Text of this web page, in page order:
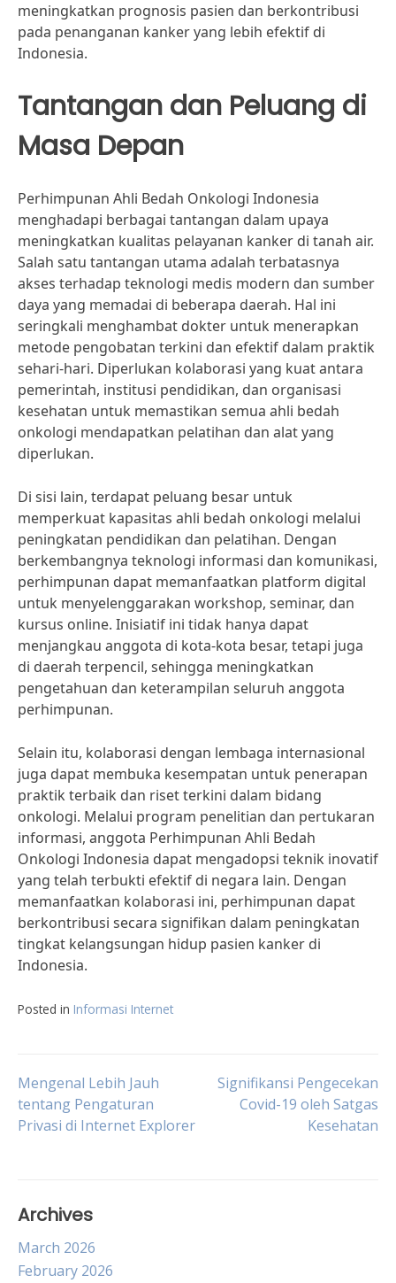
meningkatkan prognosis pasien dan berkontribusi
pada penanganan kanker yang lebih efektif di
Indonesia.
Tantangan dan Peluang di
Masa Depan
Perhimpunan Ahli Bedah Onkologi Indonesia
menghadapi berbagai tantangan dalam upaya
meningkatkan kualitas pelayanan kanker di tanah air.
Salah satu tantangan utama adalah terbatasnya
akses terhadap teknologi medis modern dan sumber
daya yang memadai di beberapa daerah. Hal ini
seringkali menghambat dokter untuk menerapkan
metode pengobatan terkini dan efektif dalam praktik
sehari-hari. Diperlukan kolaborasi yang kuat antara
pemerintah, institusi pendidikan, dan organisasi
kesehatan untuk memastikan semua ahli bedah
onkologi mendapatkan pelatihan dan alat yang
diperlukan.
Di sisi lain, terdapat peluang besar untuk
memperkuat kapasitas ahli bedah onkologi melalui
peningkatan pendidikan dan pelatihan. Dengan
berkembangnya teknologi informasi dan komunikasi,
perhimpunan dapat memanfaatkan platform digital
untuk menyelenggarakan workshop, seminar, dan
kursus online. Inisiatif ini tidak hanya dapat
menjangkau anggota di kota-kota besar, tetapi juga
di daerah terpencil, sehingga meningkatkan
pengetahuan dan keterampilan seluruh anggota
perhimpunan.
Selain itu, kolaborasi dengan lembaga internasional
juga dapat membuka kesempatan untuk penerapan
praktik terbaik dan riset terkini dalam bidang
onkologi. Melalui program penelitian dan pertukaran
informasi, anggota Perhimpunan Ahli Bedah
Onkologi Indonesia dapat mengadopsi teknik inovatif
yang telah terbukti efektif di negara lain. Dengan
memanfaatkan kolaborasi ini, perhimpunan dapat
berkontribusi secara signifikan dalam peningkatan
tingkat kelangsungan hidup pasien kanker di
Indonesia.
Posted in Informasi Internet
Post
navigation
Mengenal Lebih Jauh
tentang Pengaturan
Privasi di Internet Explorer
Signifikansi Pengecekan
Covid-19 oleh Satgas
Kesehatan
Archives
March 2026
February 2026